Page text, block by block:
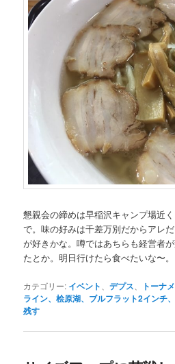
懇親会の締めは早稲沢キャンプ場近
で。味の好みは千差万別だからアレ
が好きかな。噂ではあちらも経営者
たとか。明日行けたら食べたいな〜。
カテゴリー: イベント 、デプス トーナ
ライン、桧原湖、ブルフラット2インチ
残す